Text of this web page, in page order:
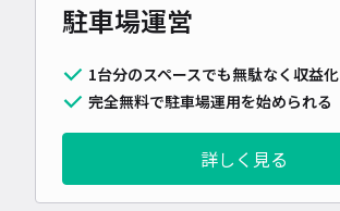
駐車場運営
1台分のスペースでも無駄なく収益化
完全無料で駐車場運用を始められる
詳しく見る